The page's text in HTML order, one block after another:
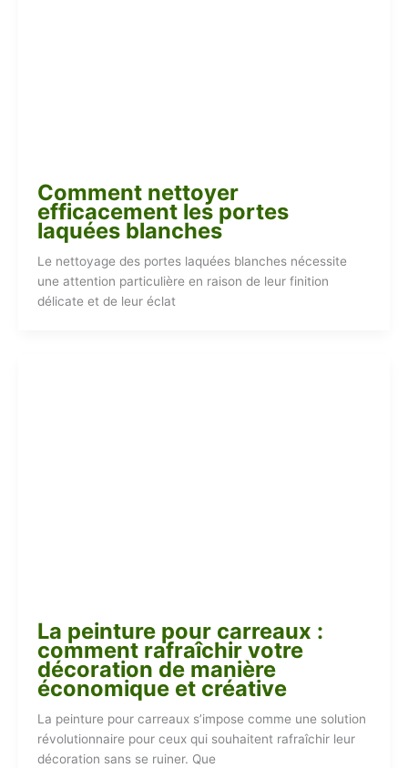
Comment nettoyer
efficacement les portes
laquées blanches
Le nettoyage des portes laquées blanches nécessite
une attention particulière en raison de leur finition
délicate et de leur éclat
La peinture pour carreaux :
comment rafraîchir votre
décoration de manière
économique et créative
La peinture pour carreaux s’impose comme une solution
révolutionnaire pour ceux qui souhaitent rafraîchir leur
décoration sans se ruiner. Que